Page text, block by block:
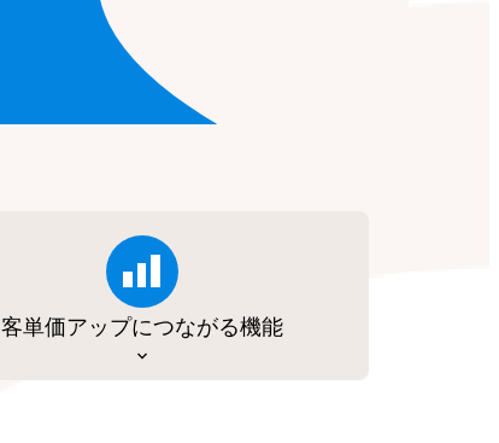
客単価アップにつながる機能